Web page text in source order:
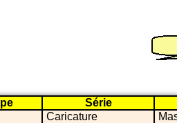
Série
Caricature